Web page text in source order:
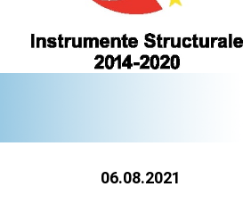
06.08.2021